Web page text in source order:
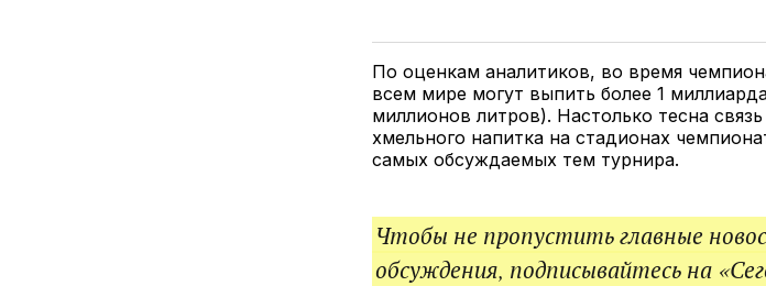
По оценкам аналитиков, во время
всем мире могут выпить более 1
миллионов литров). Настолько тесна
хмельного напитка на стадионах
самых обсуждаемых тем турнира.
Чтобы не пропустить главные
обсуждения, подписывайтесь на